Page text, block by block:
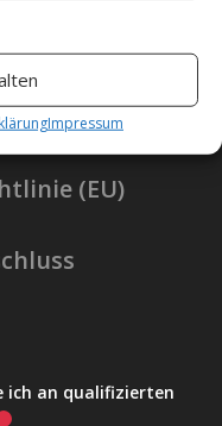
Impressum
(EU)
ich an qualifizierten